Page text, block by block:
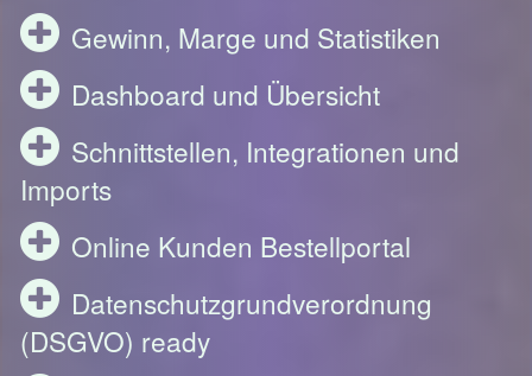
Gewinn, Marge und Statistiken
Dashboard und Übersicht
Schnittstellen, Integrationen und
Imports
Online Kunden Bestellportal
Datenschutzgrundverordnung
(DSGVO) ready